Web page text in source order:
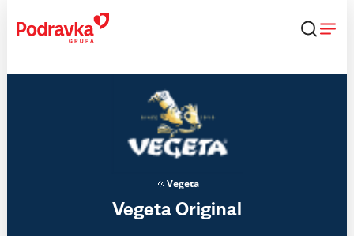
content
Vegeta
Vegeta Original